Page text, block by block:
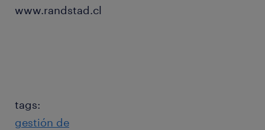
www.randstad.cl
tags:
gestión de